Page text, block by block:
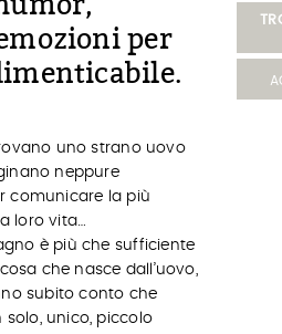
per
uno strano uovo
neppure
comunicare la più
loro vita…
è più che sufficiente
che nasce dall’uovo,
subito conto che
solo, unico, piccolo